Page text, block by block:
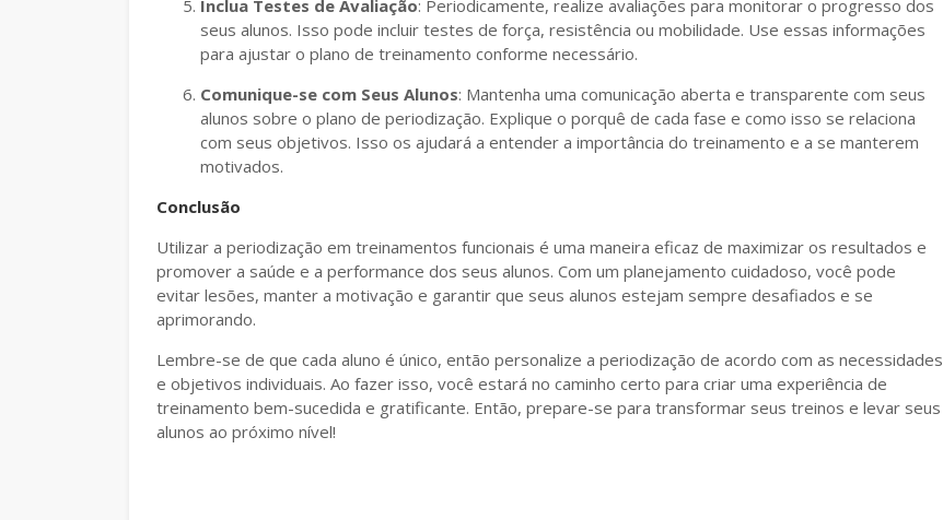
Inclua Testes de Avaliação: Periodicamente, realize avaliações para monitorar o progresso dos
seus alunos. Isso pode incluir testes de força, resistência ou mobilidade. Use essas informações
para ajustar o plano de treinamento conforme necessário.
Comunique-se com Seus Alunos: Mantenha uma comunicação aberta e transparente com seus
alunos sobre o plano de periodização. Explique o porquê de cada fase e como isso se relaciona
com seus objetivos. Isso os ajudará a entender a importância do treinamento e a se manterem
motivados.
Conclusão
Utilizar a periodização em treinamentos funcionais é uma maneira eficaz de maximizar os resultados e
promover a saúde e a performance dos seus alunos. Com um planejamento cuidadoso, você pode
evitar lesões, manter a motivação e garantir que seus alunos estejam sempre desafiados e se
aprimorando.
Lembre-se de que cada aluno é único, então personalize a periodização de acordo com as necessidades
e objetivos individuais. Ao fazer isso, você estará no caminho certo para criar uma experiência de
treinamento bem-sucedida e gratificante. Então, prepare-se para transformar seus treinos e levar seus
alunos ao próximo nível!